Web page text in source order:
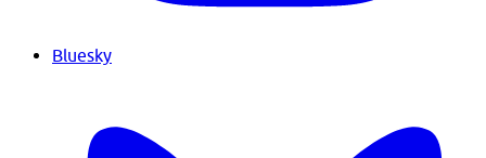
Bluesky